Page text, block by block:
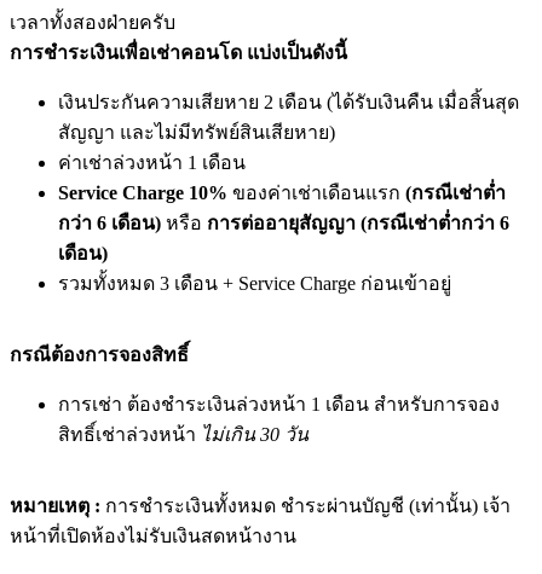
เวลาทั้งสองฝ่ายครับ
การชำระเงินเพื่อเช่าคอนโด แบ่งเป็นดังนี้
เงินประกันความเสียหาย 2 เดือน (ได้รับเงินคืน เมื่อสิ้นสุด
สัญญา และไม่มีทรัพย์สินเสียหาย)
ค่าเช่าล่วงหน้า 1 เดือน
Service Charge 10% ของค่าเช่าเดือนแรก (กรณีเช่าต่ำ
กว่า 6 เดือน) หรือ การต่ออายุสัญญา (กรณีเช่าต่ำกว่า 6
เดือน)
รวมทั้งหมด 3 เดือน + Service Charge ก่อนเข้าอยู่
กรณีต้องการจองสิทธิ์
การเช่า ต้องชำระเงินล่วงหน้า 1 เดือน สำหรับการจอง
สิทธิ์เช่าล่วงหน้า ไม่เกิน 30 วัน
หมายเหตุ : การชำระเงินทั้งหมด ชำระผ่านบัญชี (เท่านั้น) เจ้า
หน้าที่เปิดห้องไม่รับเงินสดหน้างาน